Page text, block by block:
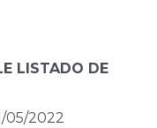
LISTADO DE
05/2022